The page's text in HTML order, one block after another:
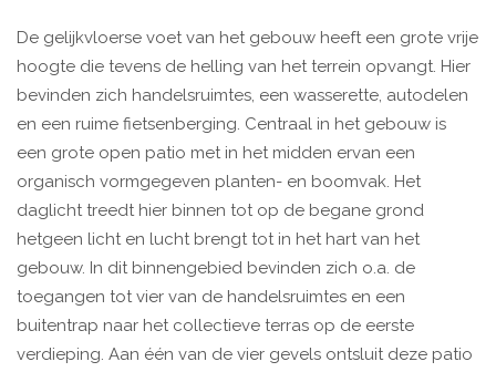
De gelijkvloerse voet van het gebouw heeft een grote vrije
hoogte die tevens de helling van het terrein opvangt. Hier
bevinden zich handelsruimtes, een wasserette, autodelen
en een ruime fietsenberging. Centraal in het gebouw is
een grote open patio met in het midden ervan een
organisch vormgegeven planten- en boomvak. Het
daglicht treedt hier binnen tot op de begane grond
hetgeen licht en lucht brengt tot in het hart van het
gebouw. In dit binnengebied bevinden zich o.a. de
toegangen tot vier van de handelsruimtes en een
buitentrap naar het collectieve terras op de eerste
verdieping. Aan één van de vier gevels ontsluit deze patio